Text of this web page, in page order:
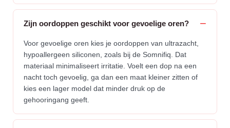
Zijn oordoppen geschikt voor gevoelige oren?
Voor gevoelige oren kies je oordoppen van ultrazacht,
hypoallergeen siliconen, zoals bij de Somnifiq. Dat
materiaal minimaliseert irritatie. Voelt een dop na een
nacht toch gevoelig, ga dan een maat kleiner zitten of
kies een lager model dat minder druk op de
gehooringang geeft.